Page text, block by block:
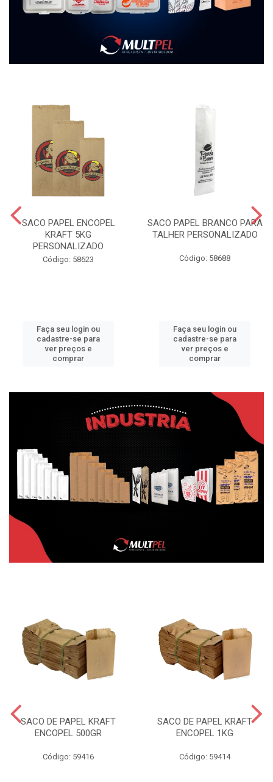
SACO PAPEL ENCOPEL
KRAFT 5KG
PERSONALIZADO
Código: 58623
Faça seu login ou
cadastre-se para
ver preços e
comprar
SACO PAPEL BRANCO PARA
TALHER PERSONALIZADO
Código: 58688
Faça seu login ou
cadastre-se para
ver preços e
comprar
SACO DE PAPEL KRAFT
ENCOPEL 500GR
Código: 59416
SACO DE PAPEL KRAFT
ENCOPEL 1KG
Código: 59414